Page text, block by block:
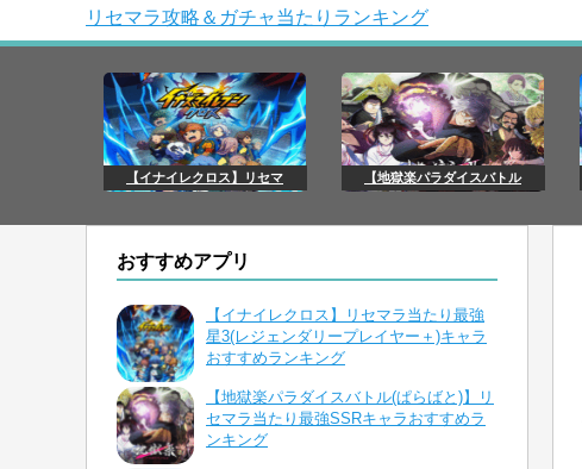
リセマラ攻略＆ガチャ当たりランキング
【イナイレクロス】リセマ 【地獄楽パラダイスバトル
おすすめアプリ
【イナイレクロス】リセマラ当たり最強
星3(レジェンダリープレイヤー＋)キャラ
おすすめランキング
【地獄楽パラダイスバトル(ぱらばと)】リ
セマラ当たり最強SSRキャラおすすめラ
ンキング